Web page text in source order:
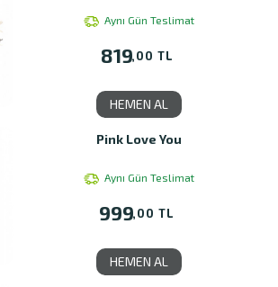
Aynı Gün Teslimat
819,00 TL
HEMEN AL
Pink Love You
Aynı Gün Teslimat
999,00 TL
HEMEN AL